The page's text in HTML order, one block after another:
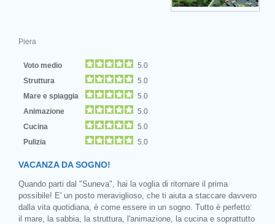
Piera
Voto medio
5.0
Struttura
5.0
Mare e spiaggia
5.0
Animazione
5.0
Cucina
5.0
Pulizia
5.0
VACANZA DA SOGNO!
Quando parti dal "Suneva", hai la voglia di ritornare il prima
possibile! E' un posto meraviglioso, che ti aiuta a staccare davvero
dalla vita quotidiana, è come essere in un sogno. Tutto è perfetto:
il mare, la sabbia, la struttura, l'animazione, la cucina e soprattutto